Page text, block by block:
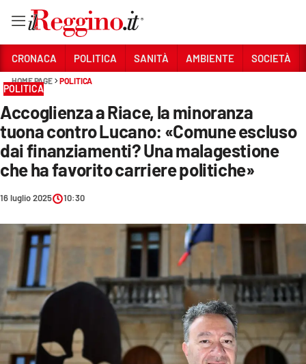
Sezioni
CRONACA
POLITICA
SANITÀ
AMBIENTE
SOCIETÀ
CULTURA
ECONOMIA E LAVORO
EVENTI
SPORT
CRONACA POLITICA SANITÀ AMBIENTE SOCIETÀ
HOME PAGE POLITICA
POLITICA
Accoglienza a Riace, la minoranza
tuona contro Lucano: «Comune escluso
dai finanziamenti? Una malagestione
che ha favorito carriere politiche»
16 luglio 2025 10:30